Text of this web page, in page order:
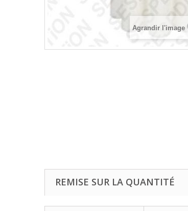
Agrandir l'image
REMISE SUR LA QUANTITÉ